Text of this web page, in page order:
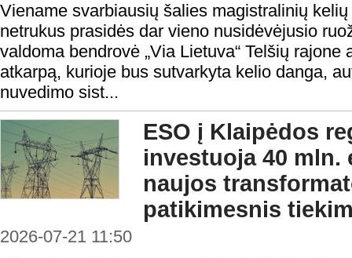
Viename svarbiausių šalies magistralinių
netrukus prasidės dar vieno nusidėvėjusio
valdoma bendrovė „Via Lietuva“ Telšių
atkarpą, kurioje bus sutvarkyta kelio danga,
nuvedimo sist...
ESO į Klaipėdos
investuoja 40 mln.
naujos
patikimesnis
2026-07-21 11:50